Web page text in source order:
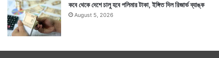
কবে থেকে দেশে চালু হবে পলিমার টাকা, ইঙ্গিত দিল রিজার্ভ ব্যাঙ্ক
August 5, 2026